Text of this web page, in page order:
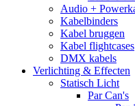
Audio +
Kabelbinders
Kabel bruggen
Kabel flightcases
DMX kabels
Verlichting & Effecten
Statisch Licht
Par Can's